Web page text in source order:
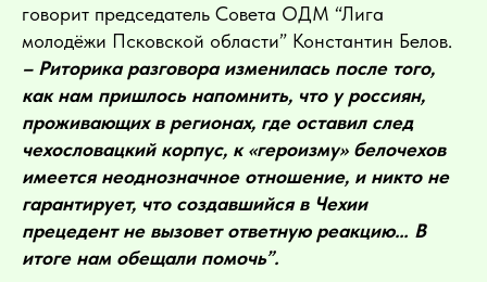
говорит председатель Совета ОДМ “Лига
молодёжи Псковской области” Константин Белов.
– Риторика разговора изменилась после того,
как нам пришлось напомнить, что у россиян,
проживающих в регионах, где оставил след
чехословацкий корпус, к «героизму» белочехов
имеется неоднозначное отношение, и никто не
гарантирует, что создавшийся в Чехии
прецедент не вызовет ответную реакцию… В
итоге нам обещали помочь”.